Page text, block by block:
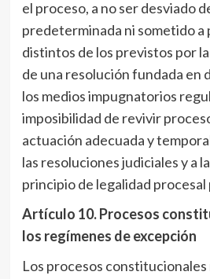
el proceso, a no ser desviado
predeterminada ni sometido
distintos de los previstos por
de una resolución fundada en
los medios impugnatorios
imposibilidad de revivir
actuación adecuada y
las resoluciones judiciales y a
principio de legalidad procesal
Artículo 10. Procesos
los regímenes de excepción
Los procesos constitucionales